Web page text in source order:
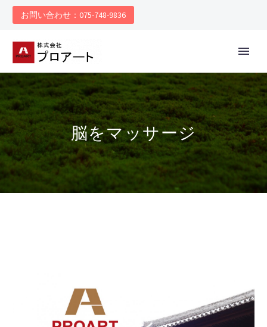
お問い合わせ：075-748-9836
脳をマッサージ